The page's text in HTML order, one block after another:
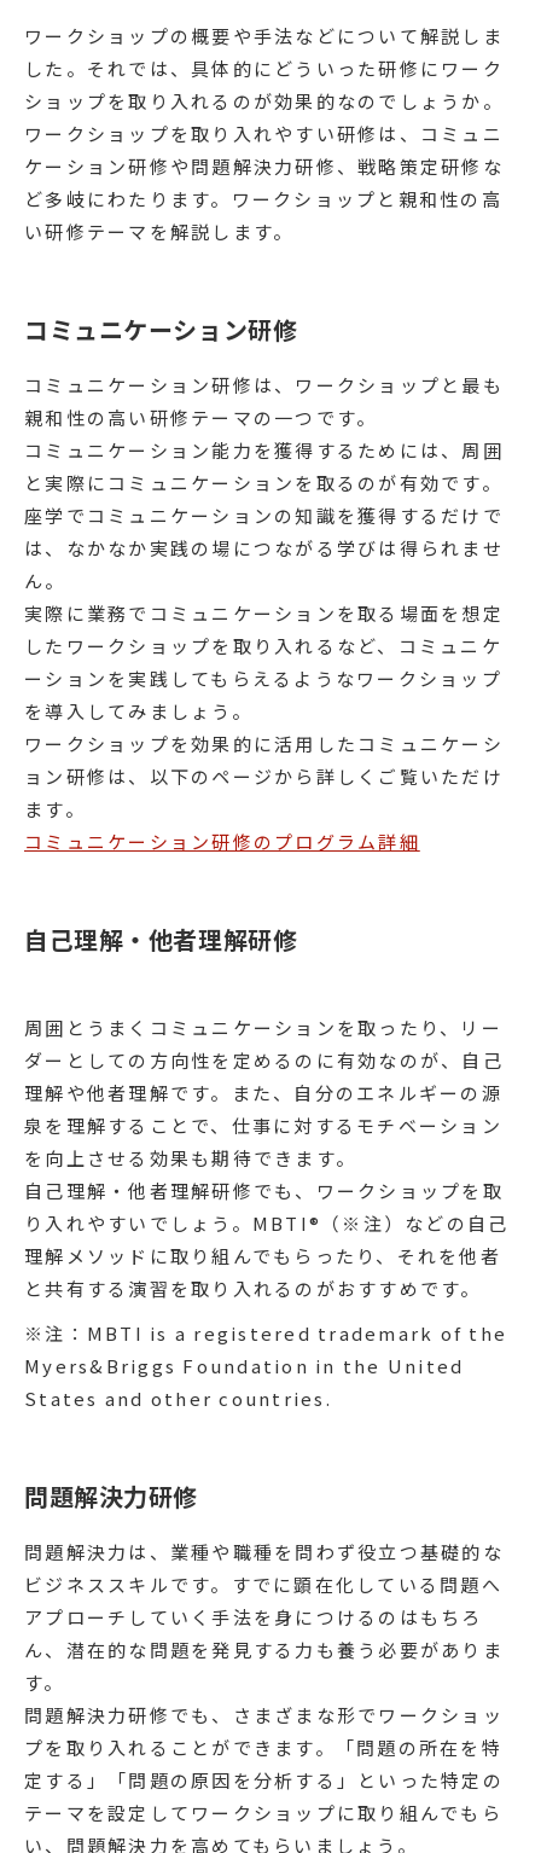
ワークショップの概要や手法などについて解説しま
した。それでは、具体的にどういった研修にワーク
ショップを取り入れるのが効果的なのでしょうか。
ワークショップを取り入れやすい研修は、コミュニ
ケーション研修や問題解決力研修、戦略策定研修な
ど多岐にわたります。ワークショップと親和性の高
い研修テーマを解説します。
コミュニケーション研修
コミュニケーション研修は、ワークショップと最も
親和性の高い研修テーマの一つです。
コミュニケーション能力を獲得するためには、周囲
と実際にコミュニケーションを取るのが有効です。
座学でコミュニケーションの知識を獲得するだけで
は、なかなか実践の場につながる学びは得られませ
ん。
実際に業務でコミュニケーションを取る場面を想定
したワークショップを取り入れるなど、コミュニケ
ーションを実践してもらえるようなワークショップ
を導入してみましょう。
ワークショップを効果的に活用したコミュニケーシ
ョン研修は、以下のページから詳しくご覧いただけ
ます。
コミュニケーション研修のプログラム詳細
自己理解・他者理解研修
周囲とうまくコミュニケーションを取ったり、リー
ダーとしての方向性を定めるのに有効なのが、自己
理解や他者理解です。また、自分のエネルギーの源
泉を理解することで、仕事に対するモチベーション
を向上させる効果も期待できます。
自己理解・他者理解研修でも、ワークショップを取
り入れやすいでしょう。MBTI®（※注）などの自己
理解メソッドに取り組んでもらったり、それを他者
と共有する演習を取り入れるのがおすすめです。
※注：MBTI is a registered trademark of the
Myers&Briggs Foundation in the United
States and other countries.
問題解決力研修
問題解決力は、業種や職種を問わず役立つ基礎的な
ビジネススキルです。すでに顕在化している問題へ
アプローチしていく手法を身につけるのはもちろ
ん、潜在的な問題を発見する力も養う必要がありま
す。
問題解決力研修でも、さまざまな形でワークショッ
プを取り入れることができます。「問題の所在を特
定する」「問題の原因を分析する」といった特定の
テーマを設定してワークショップに取り組んでもら
い、問題解決力を高めてもらいましょう。